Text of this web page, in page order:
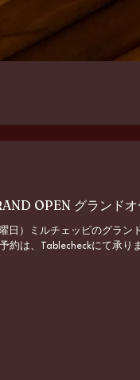
OPEN グランド
日）ミルチェッピのグラン
約は、Tablecheckにて承り